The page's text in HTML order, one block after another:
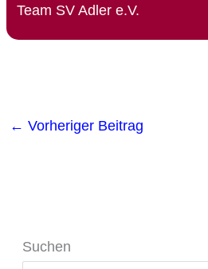
Team SV Adler e.V.
← Vorheriger Beitrag
Suchen